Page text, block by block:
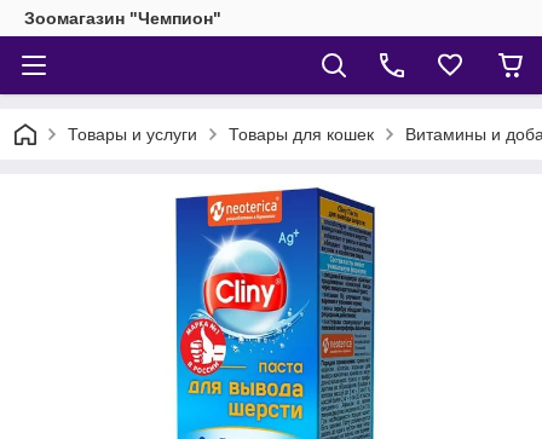
Зоомагазин "Чемпион"
Товары и услуги Товары для кошек Витамины и